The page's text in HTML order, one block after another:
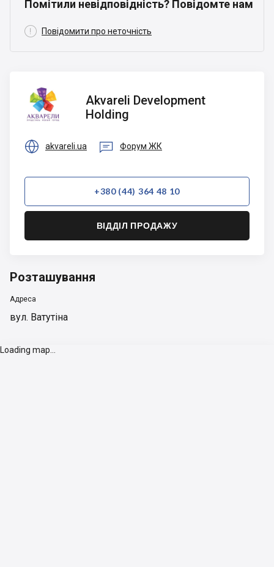
Помітили невідповідність? Повідомте нам
 Повідомити про неточність
Akvareli
Development
Holding
Akvareli Development
Holding
 akvareli.ua  Форум ЖК
+380 (44) 364 48 10
ВІДДІЛ ПРОДАЖУ
Розташування
Адреса
вул. Ватутіна
Loading map...